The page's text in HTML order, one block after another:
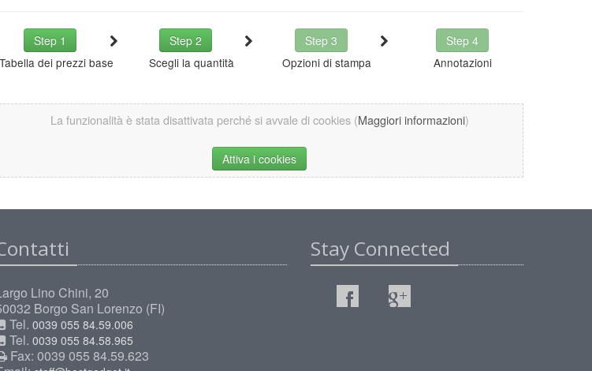
Step 1 Step 2 Step 3
Step 4
Tabella dei prezzi base
Scegli la quantità Opzioni di stampa Annotazioni
La funzionalità è stata disattivata perché si avvale di cookies (Maggiori informazioni)
Attiva i cookies
Lino Chini, 20
Borgo San Lorenzo (FI)
Tel. 0039 055 84.59.006
Tel. 0039 055 84.58.965
Fax: 0039 055 84.59.623
Stay Connected